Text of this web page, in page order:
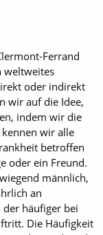
Ferrand
weltweites
oder indirekt
wir auf die Idee,
indem wir die
wir alle
betroffen
oder ein Freund.
männlich,
an
der häufiger bei
Die Häufigkeit